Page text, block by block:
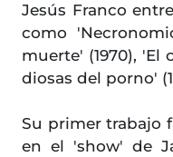
Jesús Franco
como
muerte' (1970), 'El
diosas del porno'
Su primer trabajo
en el 'show' de